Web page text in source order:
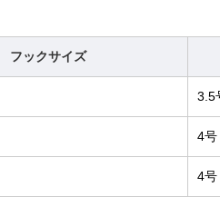
フックサイズ
3.5
4号
4号